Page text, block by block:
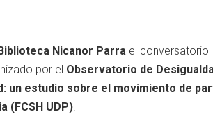
Nicanor Parra el conversatorio
por el Observatorio de
un estudio sobre el movimiento de
(FCSH UDP).